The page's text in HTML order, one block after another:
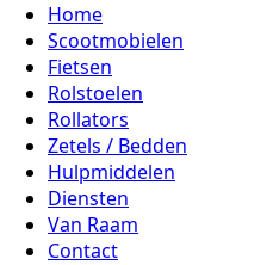
Home
Scootmobielen
Fietsen
Rolstoelen
Rollators
Zetels / Bedden
Hulpmiddelen
Diensten
Van Raam
Contact